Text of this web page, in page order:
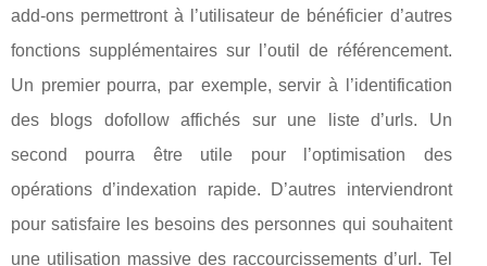
add-ons permettront à l’utilisateur de bénéficier d’autres
fonctions supplémentaires sur l’outil de référencement.
Un premier pourra, par exemple, servir à l’identification
des blogs dofollow affichés sur une liste d’urls. Un
second pourra être utile pour l’optimisation des
opérations d’indexation rapide. D’autres interviendront
pour satisfaire les besoins des personnes qui souhaitent
une utilisation massive des raccourcissements d’url. Tel